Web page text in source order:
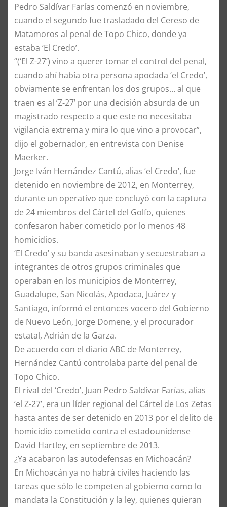
Pedro Saldívar Farías comenzó en noviembre,
cuando el segundo fue trasladado del Cereso de
Matamoros al penal de Topo Chico, donde ya
estaba ‘El Credo’.
“(‘El Z-27’) vino a querer tomar el control del penal,
cuando ahí había otra persona apodada ‘el Credo’,
obviamente se enfrentan los dos grupos… al que
traen es al ‘Z-27’ por una decisión absurda de un
magistrado respecto a que este no necesitaba
vigilancia extrema y mira lo que vino a provocar”,
dijo el gobernador, en entrevista con Denise
Maerker.
Jorge Iván Hernández Cantú, alias ‘el Credo’, fue
detenido en noviembre de 2012, en Monterrey,
durante un operativo que concluyó con la captura
de 24 miembros del Cártel del Golfo, quienes
confesaron haber cometido por lo menos 48
homicidios.
‘El Credo’ y su banda asesinaban y secuestraban a
integrantes de otros grupos criminales que
operaban en los municipios de Monterrey,
Guadalupe, San Nicolás, Apodaca, Juárez y
Santiago, informó el entonces vocero del Gobierno
de Nuevo León, Jorge Domene, y el procurador
estatal, Adrián de la Garza.
De acuerdo con el diario ABC de Monterrey,
Hernández Cantú controlaba parte del penal de
Topo Chico.
El rival del ‘Credo’, Juan Pedro Saldívar Farías, alias
‘el Z-27’, era un líder regional del Cártel de Los Zetas
hasta antes de ser detenido en 2013 por el delito de
homicidio cometido contra el estadounidense
David Hartley, en septiembre de 2013.
¿Ya acabaron las autodefensas en Michoacán?
En Michoacán ya no habrá civiles haciendo las
tareas que sólo le competen al gobierno como lo
mandata la Constitución y la ley, quienes quieran